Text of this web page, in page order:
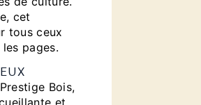
cet
tous ceux
pages.
Bois,
et